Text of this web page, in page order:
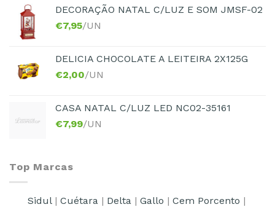
DECORAÇÃO NATAL C/LUZ E SOM JMSF-02
€7,95/UN
DELICIA CHOCOLATE A LEITEIRA 2X125G
€2,00/UN
CASA NATAL C/LUZ LED NC02-35161
€7,99/UN
Top Marcas
Sidul| Cuétara | Delta | Gallo | Cem Porcento |